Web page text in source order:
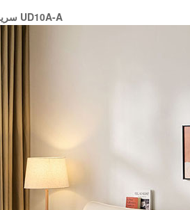
سرير لينسي أبيض مُنجّد مع لوح أمامي من الجلد UD10A-A